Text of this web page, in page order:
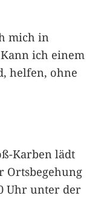
mich in
ich einem
helfen, ohne
Karben lädt
Ortsbegehung
Uhr unter der